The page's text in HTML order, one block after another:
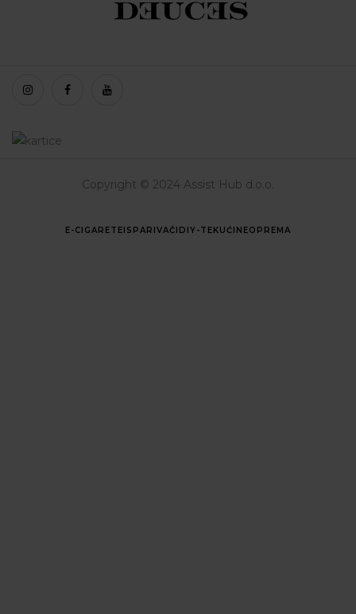
Copyright © 2024 Assist Hub d.o.o.
E-CIGARETEISPARIVAČI DIY-TEKUĆINEOPREMA